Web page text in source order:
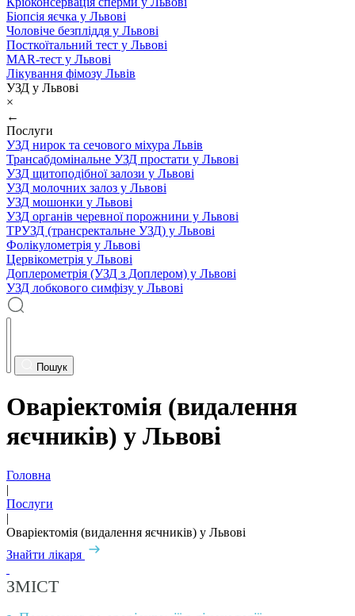
Біопсія яєчка у Львові
Чоловіче безпліддя у Львові
Посткоїтальний тест у Львові
MAR-тест у Львові
Лікування фімозу Львів
УЗД у Львові
×
←
Послуги
УЗД нирок та сечового міхура Львів
Трансабдомінальне УЗД простати у Львові
УЗД щитоподібної залози у Львові
УЗД молочних залоз у Львові
УЗД мошонки у Львові
УЗД органів черевної порожнини у Львові
ТРУЗД (трансректальне УЗД) у Львові
Фолікулометрія у Львові
Цервікометрія у Львові
Доплерометрія (УЗД з Доплером) у Львові
УЗД лобкового симфізу у Львові
Пошук
Оваріектомія (видалення
яєчників) у Львові
Головна
|
Послуги
|
Оваріектомія (видалення яєчників) у Львові
Знайти лікаря
ЗМІСТ